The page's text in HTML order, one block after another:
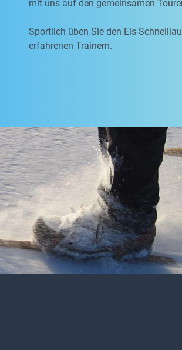
mit uns auf den gemeinsamen
Sportlich üben Sie den Eis-
erfahrenen Trainern.